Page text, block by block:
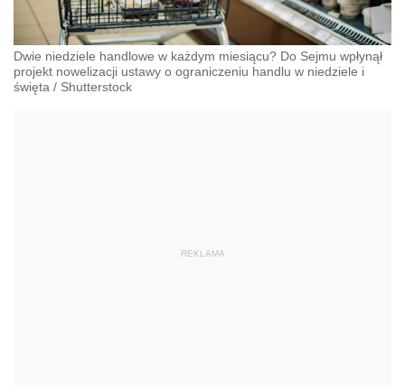
Dwie niedziele handlowe w każdym miesiącu? Do Sejmu wpłynął
projekt nowelizacji ustawy o ograniczeniu handlu w niedziele i
święta / Shutterstock